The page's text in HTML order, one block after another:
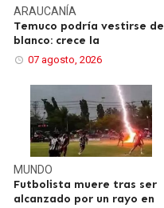
ARAUCANÍA
Temuco podría vestirse de
blanco: crece la
07 agosto, 2026
MUNDO
Futbolista muere tras ser
alcanzado por un rayo en